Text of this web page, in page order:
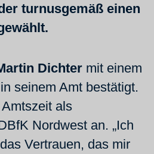
turnusgemäß einen
Dichter mit einem
seinem Amt bestätigt.
als
Nordwest an. „Ich
Vertrauen, das mir